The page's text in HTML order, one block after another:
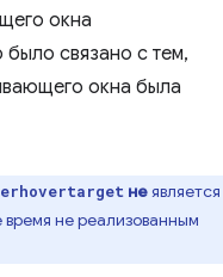
окна
связано с тем,
окна была
неявляется
не реализованным